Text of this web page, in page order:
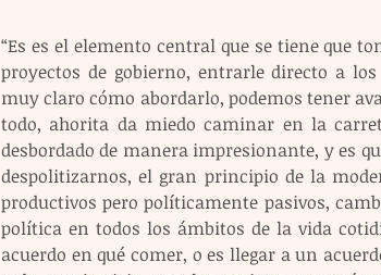
“Es es el elemento central que se tiene que
proyectos de gobierno, entrarle directo a
muy claro cómo abordarlo, podemos tener
todo, ahorita da miedo caminar en la
desbordado de manera impresionante, y es
despolitizarnos, el gran principio de la
productivos pero políticamente pasivos,
política en todos los ámbitos de la vida
acuerdo en qué comer, o es llegar a un